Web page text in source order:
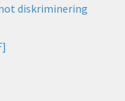
diskriminering